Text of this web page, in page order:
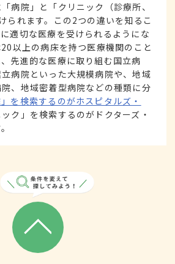
病院」と「クリニック（診療所、
られます。この2つの違いを知るこ
適切な医療を受けられるようにな
以上の病床を持つ医療機関のこと
先進的な医療に取り組む国立病
病院といった大規模病院や、地域
、地域密着型病院などの種類に分
」を検索するのがホスピタルズ・
ク」を検索するのがドクターズ・